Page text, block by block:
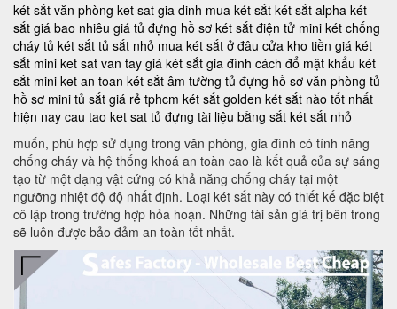
két sắt văn phòng ket sat gia dinh mua két sắt két sắt alpha két
sắt giá bao nhiêu giá tủ đựng hồ sơ két sắt điện tử mini két chống
cháy tủ két sắt tủ sắt nhỏ mua két sắt ở đâu cửa kho tiền giá két
sắt mini ket sat van tay giá két sắt gia đình cách đổ mật khẩu két
sắt mini ket an toan két sắt âm tường tủ đựng hồ sơ văn phòng tủ
hồ sơ mini tủ sắt giá rẻ tphcm két sắt golden két sắt nào tốt nhất
hiện nay cau tao ket sat tủ đựng tài liệu bằng sắt két sắt nhỏ
muốn, phù hợp sử dụng trong văn phòng, gia đình có tính năng
chống cháy và hệ thống khoá an toàn cao là kết quả của sự sáng
tạo từ một dạng vật cứng có khả năng chống cháy tại một
ngưỡng nhiệt độ độ nhất định. Loại két sắt này có thiết kế đặc biệt
cô lập trong trường hợp hỏa hoạn. Những tài sản giá trị bên trong
sẽ luôn được bảo đảm an toàn tốt nhất.